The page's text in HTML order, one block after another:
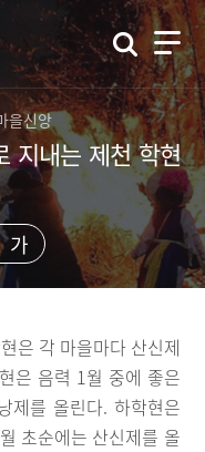
을신앙
지내는 제천 학현
가
은 각 마을마다 산신제
은 음력 1월 중에 좋은
제를 올린다. 하학현은
초순에는 산신제를 올